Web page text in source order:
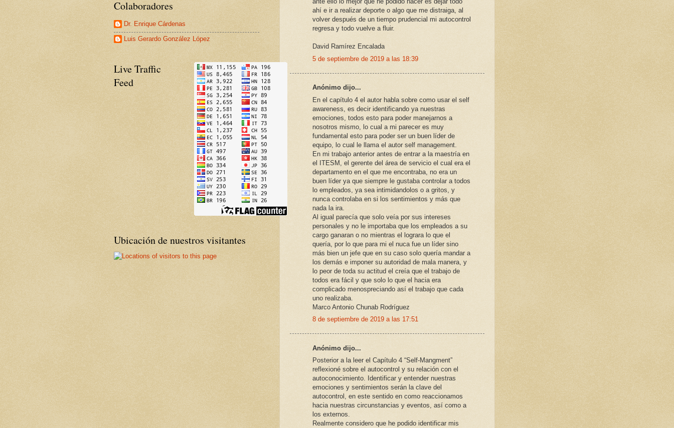
ahí e ir a realizar deporte o algo que me distraiga, al
volver después de un tiempo prudencial mi autocontrol
regresa y todo vuelve a fluir.
David Ramírez Encalada
5 de septiembre de 2019 a las 18:39
Anónimo dijo...
En el capítulo 4 el autor habla sobre como usar el self
awareness, es decir identificando ya nuestras
emociones, todos esto para poder manejarnos a
nosotros mismo, lo cual a mi parecer es muy
fundamental esto para poder ser un buen líder de
equipo, lo cual le llama el autor self management.
En mi trabajo anterior antes de entrar a la maestría en
el ITESM, el gerente del área de servicio el cual era el
departamento en el que me encontraba, no era un
buen líder ya que siempre le gustaba controlar a todos
lo empleados, ya sea intimidandolos o a gritos, y
nunca controlaba en si los sentimientos y más que
nada la ira.
Al igual parecía que solo veía por sus intereses
personales y no le importaba que los empleados a su
cargo ganaran o no mientras el lograra lo que el
quería, por lo que para mi el nuca fue un líder sino
más bien un jefe que en su caso solo quería mandar a
los demás e imponer su autoridad de mala manera, y
lo peor de toda su actitud el creía que el trabajo de
todos era fácil y que solo lo que el hacia era
complicado menospreciando así el trabajo que cada
uno realizaba.
Marco Antonio Chunab Rodríguez
8 de septiembre de 2019 a las 17:51
Anónimo dijo...
Posterior a la leer el Capítulo 4 “Self-Mangment”
reflexioné sobre el autocontrol y su relación con el
autoconocimiento. Identificar y entender nuestras
emociones y sentimientos serán la clave del
autocontrol, en este sentido en como reaccionamos
hacia nuestras circunstancias y eventos, así como a
los externos.
Realmente considero que he podido identificar mis
Colaboradores
Dr. Enrique Cárdenas
Luis Gerardo González López
Live Traffic
Feed
Ubicación de nuestros visitantes